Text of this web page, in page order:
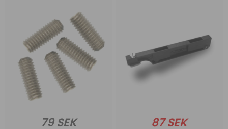
79 SEK 87 SEK